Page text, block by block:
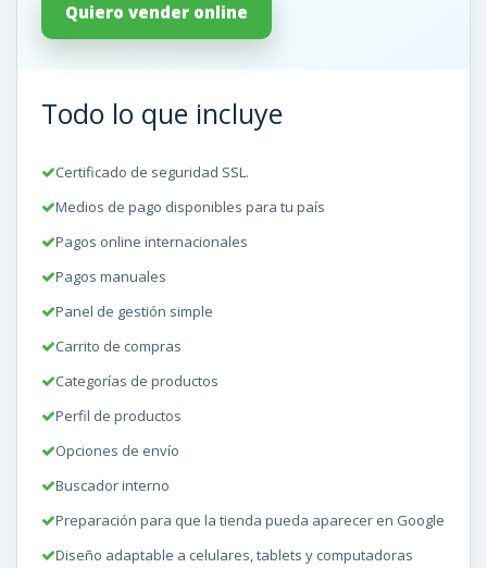
Quiero vender online
Todo lo que incluye
Certificado de seguridad SSL.
Medios de pago disponibles para tu país
Pagos online internacionales
Pagos manuales
Panel de gestión simple
Carrito de compras
Categorías de productos
Perfil de productos
Opciones de envío
Buscador interno
Preparación para que la tienda pueda aparecer en Google
Diseño adaptable a celulares, tablets y computadoras